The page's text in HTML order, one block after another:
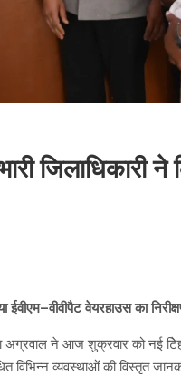
जिलाधिकारी
ईवीएम–वीवीपैट वेयरहाउस का
अग्रवाल ने आज शुक्रवार को नई
विभिन्न व्यवस्थाओं की विस्तृत